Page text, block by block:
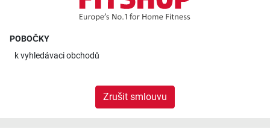
POBOČKY
kvyhledávaci obchodů
Zrušit smlouvu